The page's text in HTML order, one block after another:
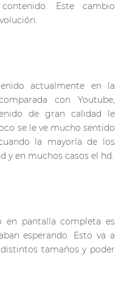
Este cambio
actualmente en la
con Youtube,
de gran calidad le
se le ve mucho sentido
la mayoría de los
y en muchos casos el hd.
en pantalla completa es
esperando. Esto va a
tamaños y poder